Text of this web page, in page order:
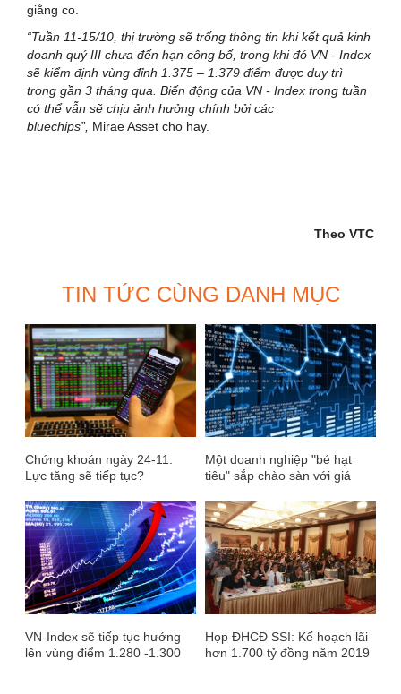
giằng co.
“Tuần 11-15/10, thị trường sẽ trống thông tin khi kết quả kinh
doanh quý III chưa đến hạn công bố, trong khi đó VN - Index
sẽ kiểm định vùng đỉnh 1.375 – 1.379 điểm được duy trì
trong gần 3 tháng qua. Biến động của VN - Index trong tuần
có thể vẫn sẽ chịu ảnh hưởng chính bởi các
bluechips”, Mirae Asset cho hay.
Theo VTC
TIN TỨC CÙNG DANH MỤC
Chứng khoán ngày 24-11:
Lực tăng sẽ tiếp tục?
Một doanh nghiệp "bé hạt
tiêu" sắp chào sàn với giá
phần
VN-Index sẽ tiếp tục hướng
lên vùng điểm 1.280 -1.300
Họp ĐHCĐ SSI: Kế hoạch lãi
hơn 1.700 tỷ đồng năm 2019